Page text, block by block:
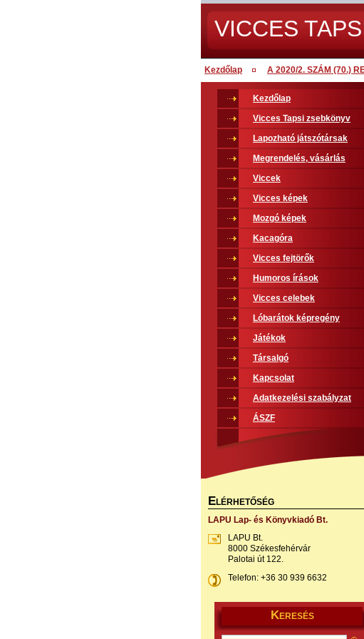
VICCES
Kezdőlap A 2020/2. SZÁM (70.)
Kezdőlap
Vicces Tapsi zsebkönyv
Lapozható játszótársak
Megrendelés, vásárlás
Viccek
Vicces képek
Mozgó képek
Kacagóra
Vicces fejtörők
Humoros írások
Vicces celebek
Lóbarátok képregény
Játékok
Társalgó
Kapcsolat
Adatkezelési szabályzat
ÁSZF
ELÉRHETŐSÉG
LAPU Lap- és Könyvkiadó Bt.
LAPU Bt.
8000 Székesfehérvár
Palotai út 122.
Telefon: +36 30 939 6632
KERESÉS